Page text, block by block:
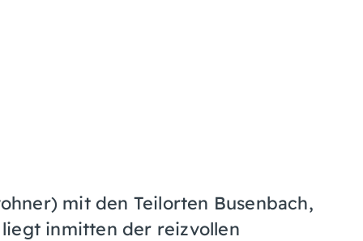
mit den Teilorten Busenbach,
inmitten der reizvollen